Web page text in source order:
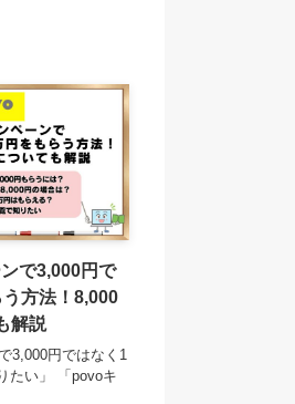
で3,000円で
方法！8,000
解説
3,000円ではなく1
たい」 「povoキ